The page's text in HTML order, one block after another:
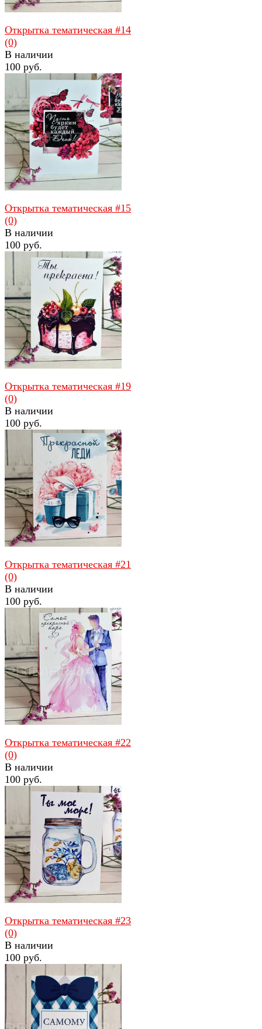
избранное сравнить
Открытка тематическая #14
(0)
В наличии
100 руб.
избранное сравнить
Открытка тематическая #15
(0)
В наличии
100 руб.
избранное сравнить
Открытка тематическая #19
(0)
В наличии
100 руб.
избранное сравнить
Открытка тематическая #21
(0)
В наличии
100 руб.
избранное сравнить
Открытка тематическая #22
(0)
В наличии
100 руб.
Открытка тематическая #23
(0)
В наличии
100 руб.